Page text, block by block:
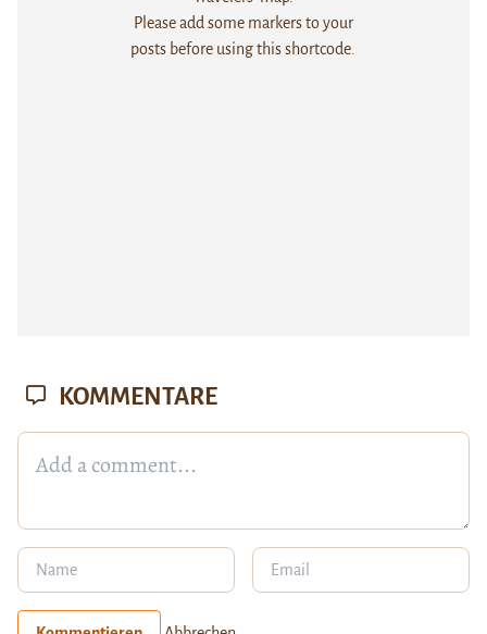
Please add some markers to your
posts before using this shortcode.
KOMMENTARE